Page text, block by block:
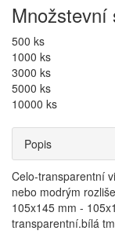
Množstevní
500 ks
1000 ks
3000 ks
5000 ks
10000 ks
Popis
Celo-transparentní
nebo modrým
105x145 mm -
transparentní.bílá